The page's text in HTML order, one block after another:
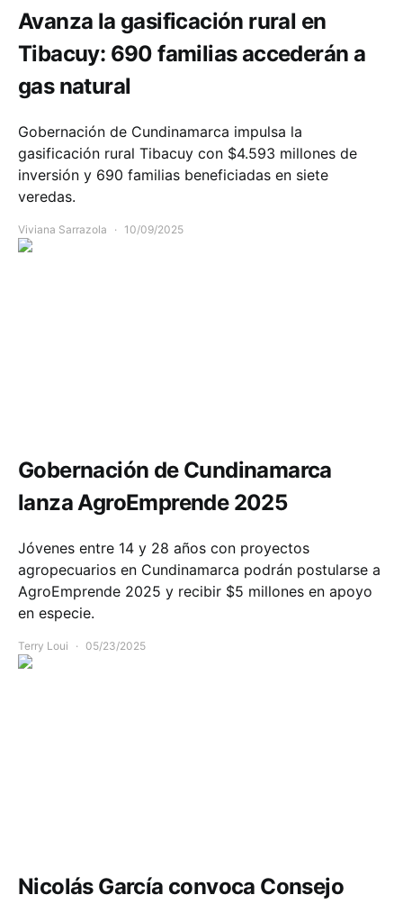
Avanza la gasificación rural en
Tibacuy: 690 familias accederán a
gas natural
Gobernación de Cundinamarca impulsa la
gasificación rural Tibacuy con $4.593 millones de
inversión y 690 familias beneficiadas en siete
veredas.
Viviana Sarrazola 10/09/2025
Gobernación de Cundinamarca
lanza AgroEmprende 2025
Jóvenes entre 14 y 28 años con proyectos
agropecuarios en Cundinamarca podrán postularse a
AgroEmprende 2025 y recibir $5 millones en apoyo
en especie.
Terry Loui 05/23/2025
Nicolás García convoca Consejo